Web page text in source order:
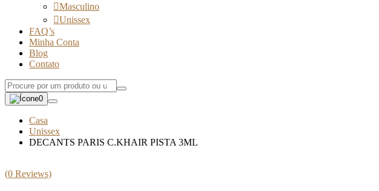
Masculino
Unissex
FAQ’s
Minha Conta
Blog
Contato
0
Casa
Unissex
DECANTS PARIS C.KHAIR PISTA 3ML
(0 Reviews)